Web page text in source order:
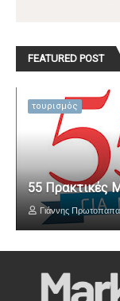
FEATURED POST
τουρισμός
55 Πρακτικές
Γιάννης